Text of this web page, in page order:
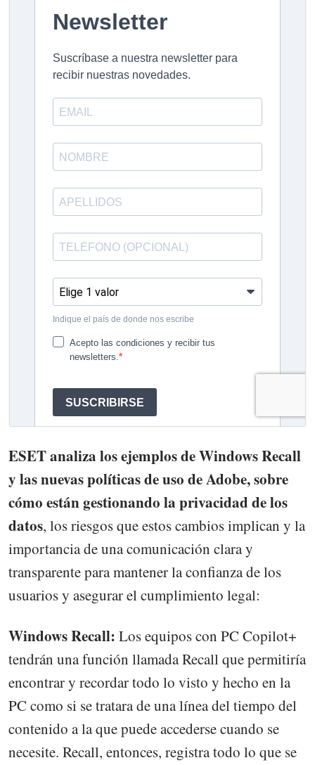
ESET analiza los ejemplos de Windows Recall
y las nuevas políticas de uso de Adobe, sobre
cómo están gestionando la privacidad de los
datos, los riesgos que estos cambios implican y la
importancia de una comunicación clara y
transparente para mantener la confianza de los
usuarios y asegurar el cumplimiento legal:
Windows Recall: Los equipos con PC Copilot+
tendrán una función llamada Recall que permitiría
encontrar y recordar todo lo visto y hecho en la
PC como si se tratara de una línea del tiempo del
contenido a la que puede accederse cuando se
necesite. Recall, entonces, registra todo lo que se